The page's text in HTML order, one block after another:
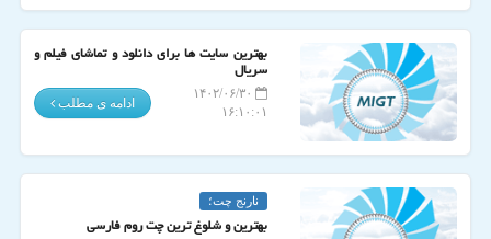
بهترین سایت ها برای دانلود و تماشای فیلم و
سریال
۱۴۰۲/۰۶/۳۰
۱۶:۱۰:۰۱
ادامه ی مطلب
نارنج چت؛
بهترین و شلوغ ترین چت روم فارسی